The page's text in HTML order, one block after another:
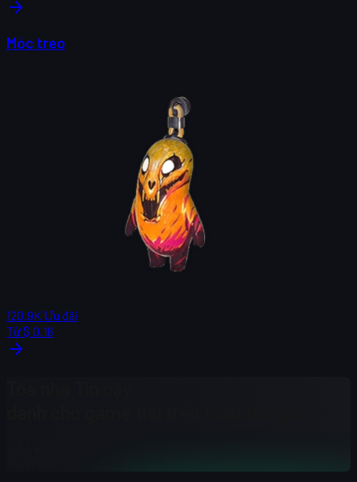
Móc treo
120.9KƯu đãi
Từ$ 0.16